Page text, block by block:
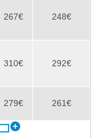
267€ 248€
310€ 292€
279€ 261€